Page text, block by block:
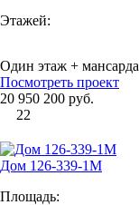
Этажей:
Один этаж + мансарда
Посмотреть проект
20 950 200 руб.
22
Дом 126-339-1М
Площадь: